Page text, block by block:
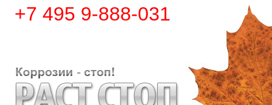
+7 495 9-888-031